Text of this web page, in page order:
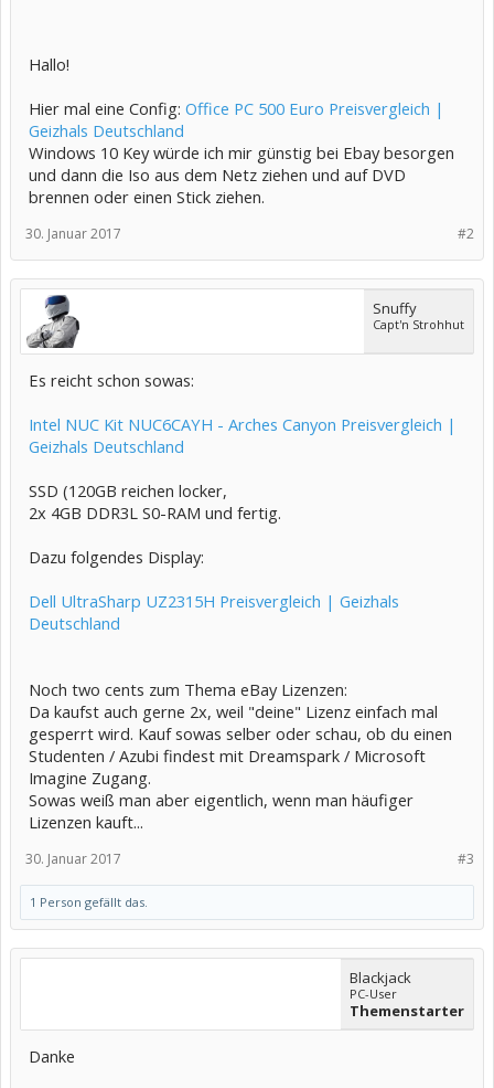
Hallo!
Hier mal eine Config: Office PC 500 Euro Preisvergleich |
Geizhals Deutschland
Windows 10 Key würde ich mir günstig bei Ebay besorgen
und dann die Iso aus dem Netz ziehen und auf DVD
brennen oder einen Stick ziehen.
#2
30. Januar 2017
Snuffy
Capt'n Strohhut
Es reicht schon sowas:
Intel NUC Kit NUC6CAYH - Arches Canyon Preisvergleich |
Geizhals Deutschland
SSD (120GB reichen locker,
2x 4GB DDR3L S0-RAM und fertig.
Dazu folgendes Display:
Dell UltraSharp UZ2315H Preisvergleich | Geizhals
Deutschland
Noch two cents zum Thema eBay Lizenzen:
Da kaufst auch gerne 2x, weil "deine" Lizenz einfach mal
gesperrt wird. Kauf sowas selber oder schau, ob du einen
Studenten / Azubi findest mit Dreamspark / Microsoft
Imagine Zugang.
Sowas weiß man aber eigentlich, wenn man häufiger
Lizenzen kauft...
#3
30. Januar 2017
1 Person gefällt das.
Blackjack
PC-User
Themenstarter
Danke